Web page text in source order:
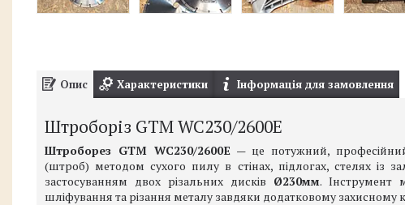
Опис Характеристики Інформація для замовлення
Штроборіз GTM WC230/2600E
Штроборез GTM WC230/2600E — це потужний,
(штроб) методом сухого пилу в стінах, підлогах, стелях із
застосуванням двох різальних дисків Ø230мм. Інструмент
шліфування та різання металу завдяки додатковому захисному